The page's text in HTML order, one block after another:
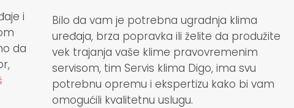
i
da
Bilo da vam je potrebna ugradnja klima
uređaja, brza popravka ili želite da produžite
vek trajanja vaše klime pravovremenim
servisom, tim Servis klima Digo, ima svu
potrebnu opremu i ekspertizu kako bi vam
omogućili kvalitetnu uslugu.